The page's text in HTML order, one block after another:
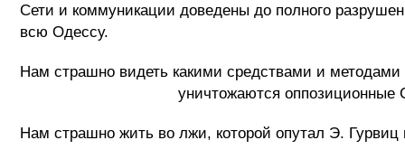
Сети и коммуникации доведены до полного
всю Одессу.
Нам страшно видеть какими средствами и
уничтожаются оппозиционные СМИ,
Нам страшно жить во лжи, которой опутал Э.